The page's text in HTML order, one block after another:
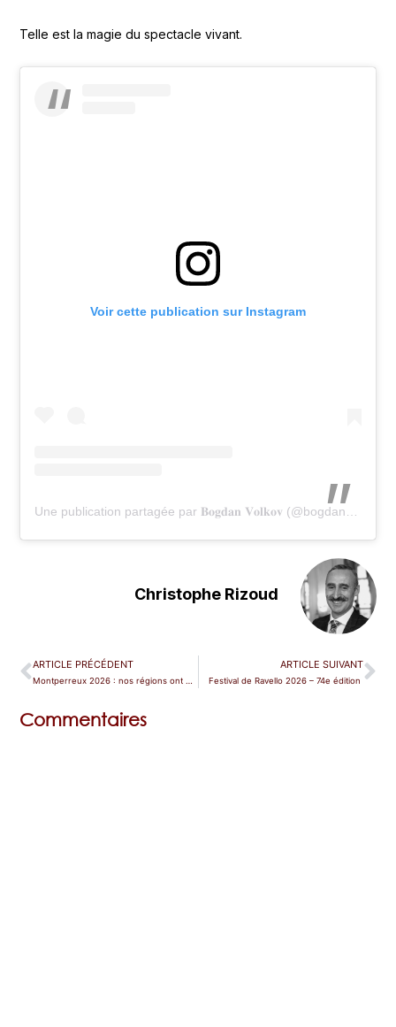
Telle est la magie du spectacle vivant.
Voir cette publication sur Instagram
Une publication partagée par 𝐁𝐨𝐠𝐝𝐚𝐧 𝐕𝐨𝐥𝐤𝐨𝐯 (@bogdan_volkov_tenor)
Christophe Rizoud
ARTICLE PRÉCÉDENT
Montperreux 2026 : nos régions ont du talent
ARTICLE SUIVANT
Festival de Ravello 2026 – 74e édition
Commentaires